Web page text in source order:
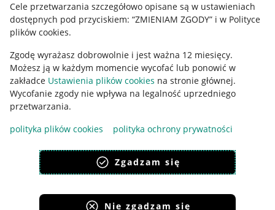
Cele przetwarzania szczegółowo opisane są w ustawieniach
dostępnych pod przyciskiem: “ZMIENIAM ZGODY” i w Polityce
plików cookies.
Zgodę wyrażasz dobrowolnie i jest ważna 12 miesięcy.
Możesz ją w każdym momencie wycofać lub ponowić w
zakładce Ustawienia plików cookies na stronie głównej.
Wycofanie zgody nie wpływa na legalność uprzedniego
przetwarzania.
polityka plików cookies
polityka ochrony prywatności
Zgadzam się
Nie zgadzam się
Korzystanie z serwisu oznacza akceptacjęregulaminu.